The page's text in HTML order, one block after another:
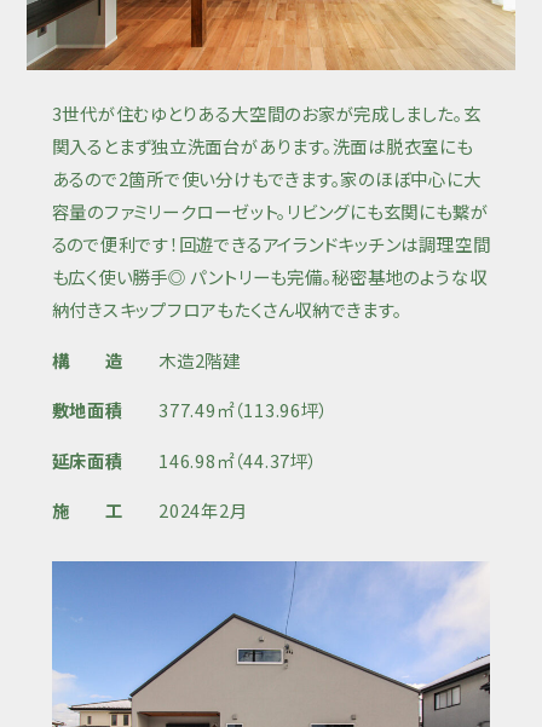
3世代が住むゆとりある大空間のお家が完成しました。玄
関入るとまず独立洗面台があります。洗面は脱衣室にも
あるので2箇所で使い分けもできます。家のほぼ中心に大
容量のファミリークローゼット。リビングにも玄関にも繋が
るので便利です！回遊できるアイランドキッチンは調理空間
も広く使い勝手◎ パントリーも完備。秘密基地のような収
納付きスキップフロアもたくさん収納できます。
構 造 木造2階建
敷地面積377.49㎡（113.96坪）
延床面積 146.98㎡（44.37坪）
施 工 2024年2月